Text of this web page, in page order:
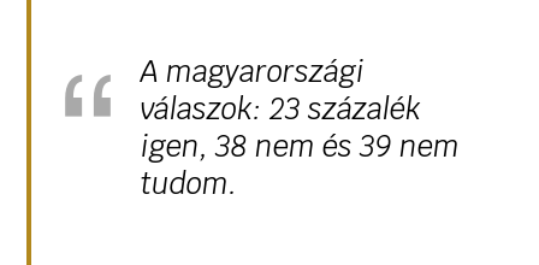
A magyarországi
válaszok: 23 százalék
igen, 38 nem és 39 nem
tudom.